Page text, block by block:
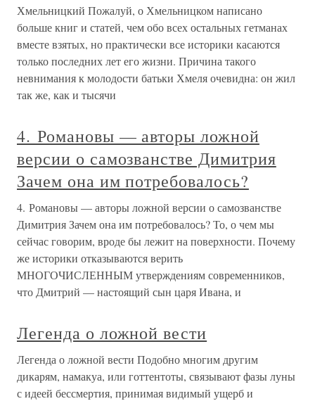
Хмельницкий Пожалуй, о Хмельницком написано
больше книг и статей, чем обо всех остальных гетманах
вместе взятых, но практически все историки касаются
только последних лет его жизни. Причина такого
невнимания к молодости батьки Хмеля очевидна: он жил
так же, как и тысячи
4. Романовы — авторы ложной
версии о самозванстве Димитрия
Зачем она им потребовалось?
4. Романовы — авторы ложной версии о самозванстве
Димитрия Зачем она им потребовалось? То, о чем мы
сейчас говорим, вроде бы лежит на поверхности. Почему
же историки отказываются верить
МНОГОЧИСЛЕННЫМ утверждениям современников,
что Дмитрий — настоящий сын царя Ивана, и
Легенда о ложной вести
Легенда о ложной вести Подобно многим другим
дикарям, намакуа, или готтентоты, связывают фазы луны
с идеей бессмертия, принимая видимый ущерб и